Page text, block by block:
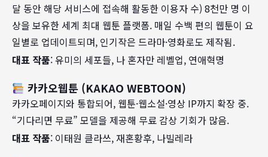
달 동안 해당 서비스에 접속해 활동한 이용자 수) 8천만 명 이
상을 보유한 세계 최대 웹툰 플랫폼. 매일 수백 편의 웹툰이 요
일별로 업데이트되며, 인기작은 드라마·영화로도 제작됨.
대표 작품: 유미의 세포들, 나 혼자만 레벨업, 연애혁명
카카오웹툰 (KAKAO WEBTOON)
카카오페이지와 통합되어, 웹툰·웹소설·영상 IP까지 확장 중.
“기다리면 무료” 모델을 제공해 무료 감상 기회가 많음.
대표 작품: 이태원 클라쓰, 재혼황후, 나빌레라